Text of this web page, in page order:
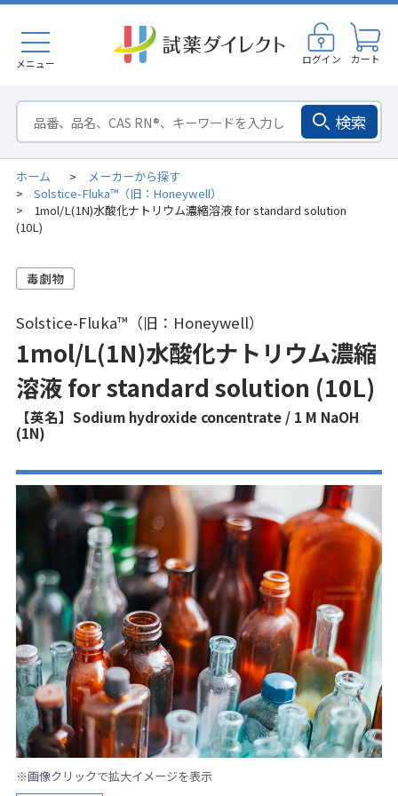
メニュー ログイン カート
検索
ホーム > メーカーから探す
> Solstice-Fluka™（旧：Honeywell）
>
1mol/L(1N)水酸化ナトリウム濃縮溶液 for standard solution
(10L)
Solstice-Fluka™（旧：Honeywell）
1mol/L(1N)水酸化ナトリウム濃縮
溶液 for standard solution (10L)
【英名】Sodium hydroxide concentrate / 1 M NaOH
(1N)
※画像クリックで拡大イメージを表示